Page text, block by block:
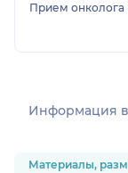
Прием онколога
Информация
Материалы,